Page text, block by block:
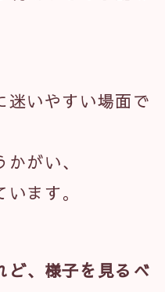
迷いやすい場面で
がい、
ます。
ど、様子を見るべ